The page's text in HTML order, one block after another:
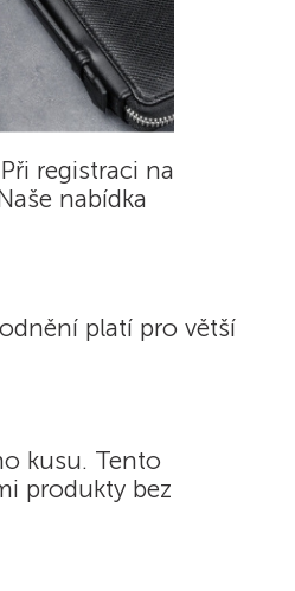
registraci na
nabídka
platí pro větší
kusu. Tento
produkty bez